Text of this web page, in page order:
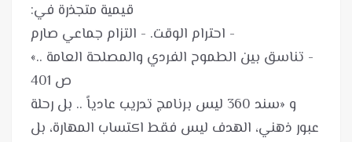
- تناسق بين الطموح الفردي والمصلحة العامة ..»
و «سند 360 لیس برنامج تدريب عادياً .. بل رحلة
عبور ذهني، الهدف ليس فقط اكتساب المهارة، بل